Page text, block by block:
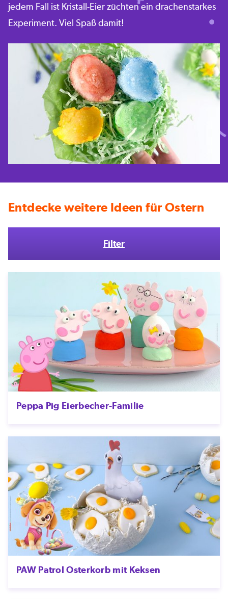
jedem Fall ist Kristall-Eier züchten ein drachenstarkes
Experiment. Viel Spaß damit!
Entdecke weitere Ideen für Ostern
Filter
Peppa Pig Eierbecher-Familie
PAW Patrol Osterkorb mit Keksen